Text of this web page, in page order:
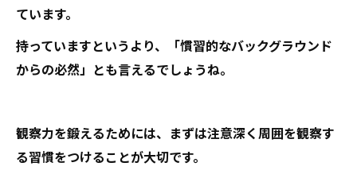
ています。
持っていますというより、「慣習的なバックグラウンド
からの必然」とも言えるでしょうね。
観察力を鍛えるためには、まずは注意深く周囲を観察す
る習慣をつけることが大切です。